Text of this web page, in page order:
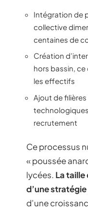
Intégration de
collective
centaines de
Création
hors bassin,
les effectifs
Ajout de
recrutement
Ce processus
« poussée
lycées. La taille
d’une
d’une